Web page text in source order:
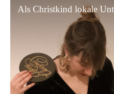
Christkind
lokale
Unternehmen
Als Christkind lokale